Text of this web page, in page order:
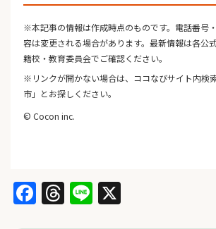
※本記事の情報は作成時点のものです。電話番号
容は変更される場合があります。最新情報は各公
籍校・教育委員会でご確認ください。
※リンクが開かない場合は、ココなびサイト内検
市」とお探しください。
© Cocon inc.
Facebook
Threads
Line